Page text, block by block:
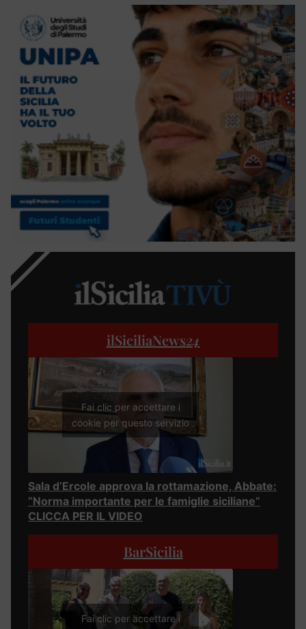
ilSiciliaNews24
Fai clic per accettare i
cookie per questo servizio
Sala d’Ercole approva la rottamazione, Abbate:
“Norma importante per le famiglie siciliane”
CLICCA PER IL VIDEO
BarSicilia
Fai clic per accettare i